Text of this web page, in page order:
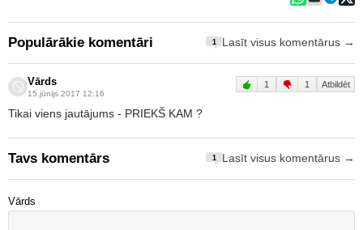
Populārākie komentāri 1 Lasīt visus komentārus →
Vārds
15.jūnijs 2017 12:16
1 1 Atbildēt
Tikai viens jautājums - PRIEKŠ KAM ?
Tavs komentārs 1 Lasīt visus komentārus →
Vārds